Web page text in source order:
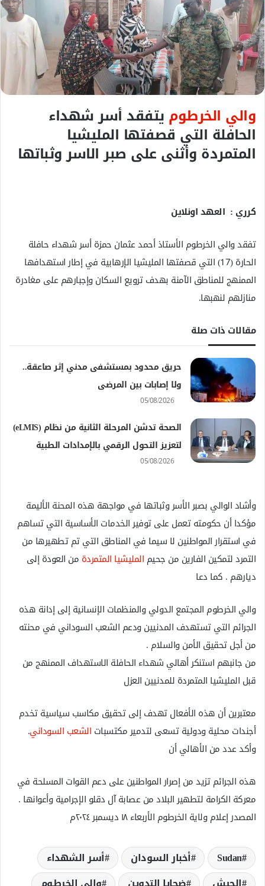
ب
ر
ي
د
ا
إ
ل
ك
ت
ر
و
والي الخرطوم يتفقد أسر شهداء
الحافلة التي قصفتها المليشيا
المتمردة وأثنى على صبر الاسر وثباتها
كرري : العهد اونلاين
تفقد والي الخرطوم الأستاذ أحمد عثمان حمزة أسر شهداء حافلة
الحارة (17) التي قصفتها المليشيا الإرهابية في إطار استهدافها
الممنهج للمناطق الآمنة بهدف ترويع السكان وإجبارهم على مغادرة
منازلهم لنهبها.
مقالات ذات صلة
حريق محدود بمستشفى مدني إثر صاعقة..
ولا إصابات بين المرضى
05/08/2026
الصحة تدشن المرحلة الثانية من نظام (eLMIS)
لتعزيز التحول الرقمي بالإمدادات الطبية
05/08/2026
وأشاد الوالي بصبر الأسر وثباتها في مواجهة هذه المحنة الأليمة
مؤكدا أن حكومته تعمل على توفير الخدمات الأساسية التي تساهم
في استقرار المواطنين لا سيما في المناطق التي تم تطهيرها من
التمرد لتمكين الفارين من جحيم المليشيا المتمردة من العودة إلى
ديارهم . كما دعا
والي الخرطوم المجتمع الدولي والمنظمات الإنسانية إلى إدانة هذه
الجرائم التي تستهدف المدنيين ودعم الشعب السوداني في محنته
من أجل تحقيق الأمن والسلام .
من جانبهم استنكر أهالي شهداء الحافلة الاستهداف الممنهج من
قبل المليشيا المتمردة للمدنيين العزل
معتبرين أن هذه الأفعال تهدف إلى تحقيق مكاسب سياسية تخدم
أجندات محلية ودولية تسعى لتدمير مكتسبات الشعب السوداني.
وأكد عدد من الأهالي أن
هذه الجرائم تزيد من إصرار المواطنين على دعم القوات المسلحة في
معركة الكرامة لتطهير البلاد من عصابة آل دقلو الإجرامية وأعوانها .
المصدر إعلام ولاية الخرطوم الأربعاء ١٨ ديسمبر ٢٠٢٤م
Sudan أخبار السودان
أسر الشهداء